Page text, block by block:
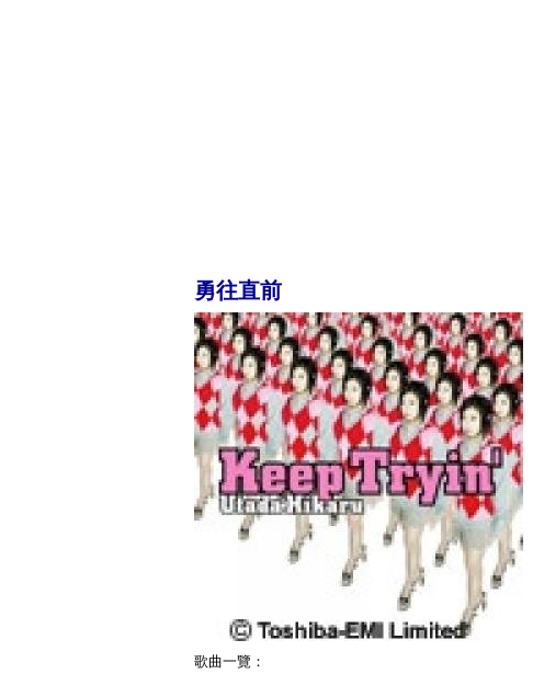
勇往直前
歌曲一覽：